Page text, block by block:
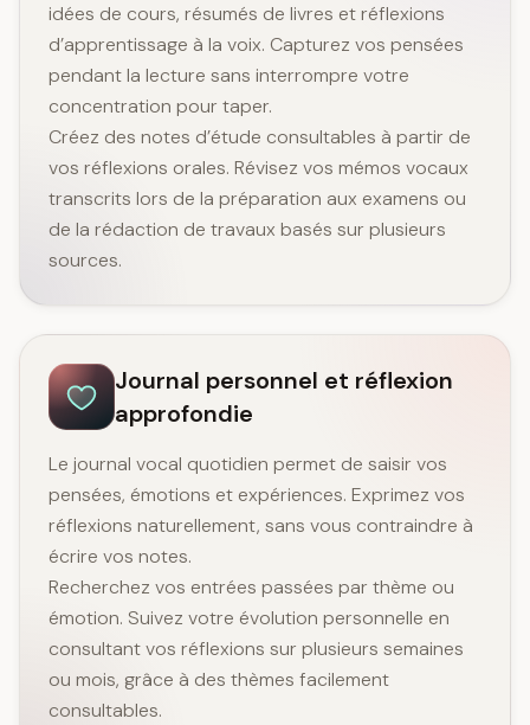
idées de cours, résumés de livres et réflexions
d’apprentissage à la voix. Capturez vos pensées
pendant la lecture sans interrompre votre
concentration pour taper.
Créez des notes d’étude consultables à partir de
vos réflexions orales. Révisez vos mémos vocaux
transcrits lors de la préparation aux examens ou
de la rédaction de travaux basés sur plusieurs
sources.
Journal personnel et réflexion
approfondie
Le journal vocal quotidien permet de saisir vos
pensées, émotions et expériences. Exprimez vos
réflexions naturellement, sans vous contraindre à
écrire vos notes.
Recherchez vos entrées passées par thème ou
émotion. Suivez votre évolution personnelle en
consultant vos réflexions sur plusieurs semaines
ou mois, grâce à des thèmes facilement
consultables.